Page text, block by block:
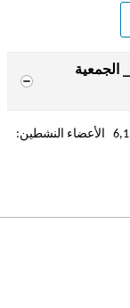
إحصائيات Arabic Translators International _ الجمعية
المواضيع: 10,521 المشاركات: 54,288 الأعضاء: 6,151 الأعضاء النشطين: